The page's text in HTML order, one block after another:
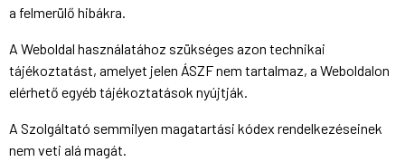
a felmerülő hibákra.
A Weboldal használatához szükséges azon technikai
tájékoztatást, amelyet jelen ÁSZF nem tartalmaz, a Weboldalon
elérhető egyéb tájékoztatások nyújtják.
A Szolgáltató semmilyen magatartási kódex rendelkezéseinek
nem veti alá magát.